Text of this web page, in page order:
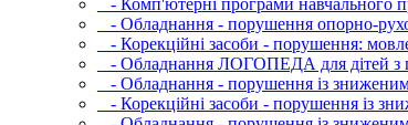
- Комп'ютерні програми навчального
- Обладнання - порушення опорно-
- Корекційні засоби - порушення:
- Обладнання ЛОГОПЕДА для дітей з
- Обладнання - порушення із
- Корекційні засоби - порушення із